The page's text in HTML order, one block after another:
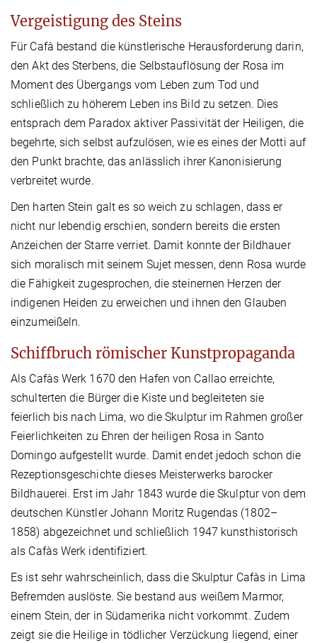
Vergeistigung des Steins
Für Cafà bestand die künstlerische Herausforderung darin,
den Akt des Sterbens, die Selbstauflösung der Rosa im
Moment des Übergangs vom Leben zum Tod und
schließlich zu höherem Leben ins Bild zu setzen. Dies
entsprach dem Paradox aktiver Passivität der Heiligen, die
begehrte, sich selbst aufzulösen, wie es eines der Motti auf
den Punkt brachte, das anlässlich ihrer Kanonisierung
verbreitet wurde.
Den harten Stein galt es so weich zu schlagen, dass er
nicht nur lebendig erschien, sondern bereits die ersten
Anzeichen der Starre verriet. Damit konnte der Bildhauer
sich moralisch mit seinem Sujet messen, denn Rosa wurde
die Fähigkeit zugesprochen, die steinernen Herzen der
indigenen Heiden zu erweichen und ihnen den Glauben
einzumeißeln.
Schiffbruch römischer Kunstpropaganda
Als Cafàs Werk 1670 den Hafen von Callao erreichte,
schulterten die Bürger die Kiste und begleiteten sie
feierlich bis nach Lima, wo die Skulptur im Rahmen großer
Feierlichkeiten zu Ehren der heiligen Rosa in Santo
Domingo aufgestellt wurde. Damit endet jedoch schon die
Rezeptionsgeschichte dieses Meisterwerks barocker
Bildhauerei. Erst im Jahr 1843 wurde die Skulptur von dem
deutschen Künstler Johann Moritz Rugendas (1802–
1858) abgezeichnet und schließlich 1947 kunsthistorisch
als Cafàs Werk identifiziert.
Es ist sehr wahrscheinlich, dass die Skulptur Cafàs in Lima
Befremden auslöste. Sie bestand aus weißem Marmor,
einem Stein, der in Südamerika nicht vorkommt. Zudem
zeigt sie die Heilige in tödlicher Verzückung liegend, einer